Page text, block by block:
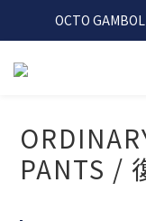
OCTO
OCTO
PANTS /